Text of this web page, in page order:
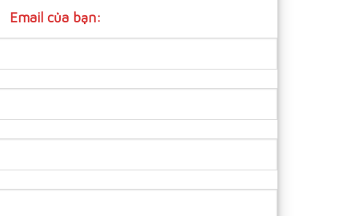
Email của bạn: